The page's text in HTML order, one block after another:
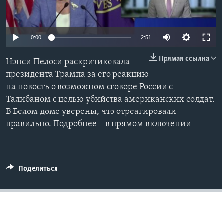
Learning English
Языки
0:00 2:51
Прямая ссылка
Нэнси Пелоси раскритиковала
президента Трампа за его реакцию
на новость о возможном сговоре России с
Талибаном с целью убийства американских солдат.
В Белом доме уверены, что отреагировали
правильно. Подробнее – в прямом включении
Поделиться